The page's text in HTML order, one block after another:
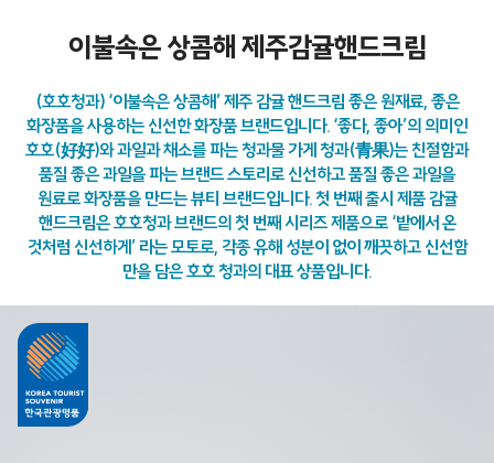
이불속은 상콤해 제주감귤핸드크림
(호호청과) ‘이불속은 상콤해’ 제주 감귤 핸드크림 좋은 원재료, 좋은
화장품을 사용하는 신선한 화장품 브랜드입니다. ‘좋다, 좋아’의 의미인
호호(好好)와 과일과 채소를 파는 청과물 가게 청과(青果)는 친절함과
품질 좋은 과일을 파는 브랜드 스토리로 신선하고 품질 좋은 과일을
원료로 화장품을 만드는 뷰티 브랜드입니다. 첫 번째 출시 제품 감귤
핸드크림은 호호청과 브랜드의 첫 번째 시리즈 제품으로 ‘밭에서 온
것처럼 신선하게’ 라는 모토로, 각종 유해 성분이 없이 깨끗하고 신선함
만을 담은 호호 청과의 대표 상품입니다.